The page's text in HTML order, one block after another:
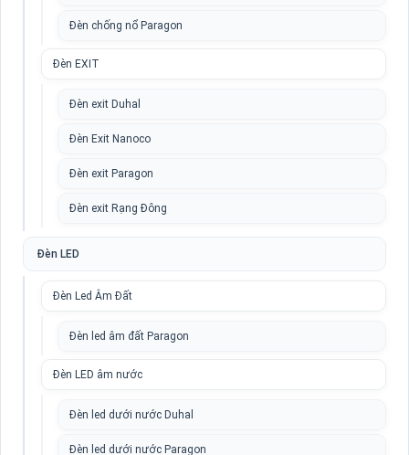
Đèn chống nổ Paragon
Đèn EXIT
Đèn exit Duhal
Đèn Exit Nanoco
Đèn exit Paragon
Đèn exit Rạng Đông
Đèn LED
Đèn Led Âm Đất
Đèn led âm đất Paragon
Đèn LED âm nước
Đèn led dưới nước Duhal
Đèn led dưới nước Paragon